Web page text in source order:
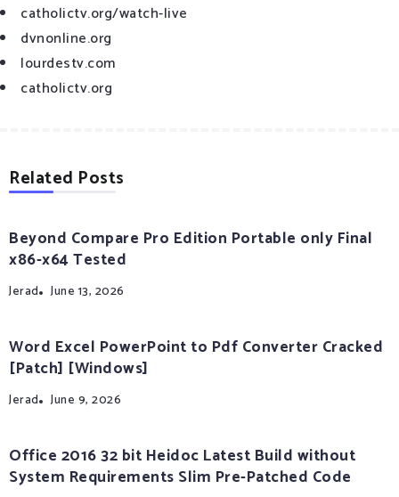
catholictv.org/watch-live
dvnonline.org
lourdestv.com
catholictv.org
Related Posts
Beyond Compare Pro Edition Portable only Final
x86-x64 Tested
Jerad June 13, 2026
Word Excel PowerPoint to Pdf Converter Cracked
[Patch] [Windows]
Jerad June 9, 2026
Office 2016 32 bit Heidoc Latest Build without
System Requirements Slim Pre-Patched Code